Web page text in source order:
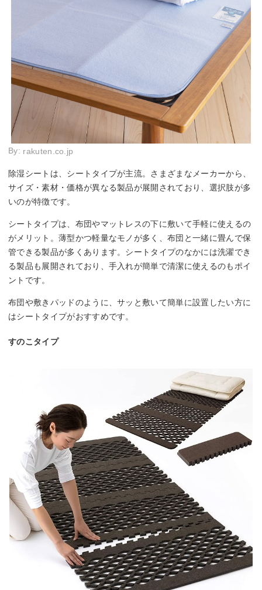
By: rakuten.co.jp
除湿シートは、シートタイプが主流。さまざまなメーカーから、
サイズ・素材・価格が異なる製品が展開されており、選択肢が多
いのが特徴です。
シートタイプは、布団やマットレスの下に敷いて手軽に使えるの
がメリット。薄型かつ軽量なモノが多く、布団と一緒に畳んで保
管できる製品が多くあります。シートタイプのなかには洗濯でき
る製品も展開されており、手入れが簡単で清潔に使えるのもポイ
ントです。
布団や敷きパッドのように、サッと敷いて簡単に設置したい方に
はシートタイプがおすすめです。
すのこタイプ